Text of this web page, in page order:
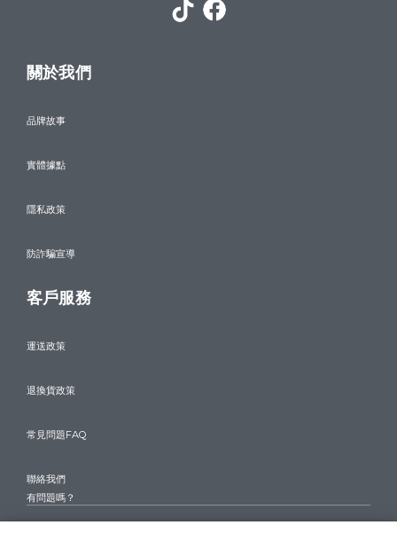
關於我們
品牌故事
實體據點
隱私政策
防詐騙宣導
客戶服務
運送政策
退換貨政策
常見問題FAQ
聯絡我們
有問題嗎？